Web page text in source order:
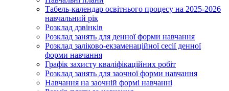
Табель-календар освітнього процесу на 2025-2026
навчальний рік
Розклад дзвінків
Розклад занять для денної форми навчання
Розклад заліково-екзаменаційної сесії денної
форми навчання
Графік захисту кваліфікаційних робіт
Розклад занять для заочної форми навчання
Навчання на заочній формі навчанні